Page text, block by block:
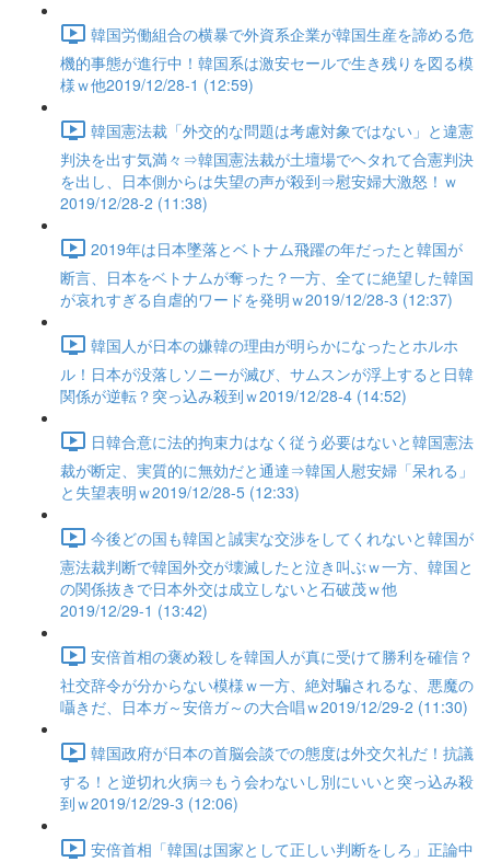
韓国労働組合の横暴で外資系企業が韓国生産を諦める危
機的事態が進行中！韓国系は激安セールで生き残りを図る模
様ｗ他2019/12/28-1 (12:59)
韓国憲法裁「外交的な問題は考慮対象ではない」と違憲
判決を出す気満々⇒韓国憲法裁が土壇場でヘタれて合憲判決
を出し、日本側からは失望の声が殺到⇒慰安婦大激怒！ｗ
2019/12/28-2 (11:38)
2019年は日本墜落とベトナム飛躍の年だったと韓国が
断言、日本をベトナムが奪った？一方、全てに絶望した韓国
が哀れすぎる自虐的ワードを発明ｗ2019/12/28-3 (12:37)
韓国人が日本の嫌韓の理由が明らかになったとホルホ
ル！日本が没落しソニーが滅び、サムスンが浮上すると日韓
関係が逆転？突っ込み殺到ｗ2019/12/28-4 (14:52)
日韓合意に法的拘束力はなく従う必要はないと韓国憲法
裁が断定、実質的に無効だと通達⇒韓国人慰安婦「呆れる」
と失望表明ｗ2019/12/28-5 (12:33)
今後どの国も韓国と誠実な交渉をしてくれないと韓国が
憲法裁判断で韓国外交が壊滅したと泣き叫ぶｗ一方、韓国と
の関係抜きで日本外交は成立しないと石破茂ｗ他
2019/12/29-1 (13:42)
安倍首相の褒め殺しを韓国人が真に受けて勝利を確信？
社交辞令が分からない模様ｗ一方、絶対騙されるな、悪魔の
囁きだ、日本ガ～安倍ガ～の大合唱ｗ2019/12/29-2 (11:30)
韓国政府が日本の首脳会談での態度は外交欠礼だ！抗議
する！と逆切れ火病⇒もう会わないし別にいいと突っ込み殺
到ｗ2019/12/29-3 (12:06)
安倍首相「韓国は国家として正しい判断をしろ」正論中